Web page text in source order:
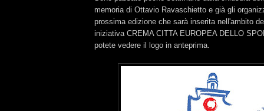
memoria di Ottavio Ravaschietto e già gli
prossima edizione che sarà inserita nell'ambito
iniziativa CREMA CITTA EUROPEA DELLO
potete vedere il logo in anteprima.